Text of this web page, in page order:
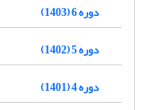
دوره 6 (1403)
دوره 5 (1402)
دوره 4 (1401)